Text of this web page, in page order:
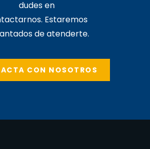
dudes en
Estaremos
de atenderte.
CON NOSOTROS